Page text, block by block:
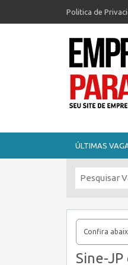
Politica de
ÚLTIMAS
Confira
Sine-